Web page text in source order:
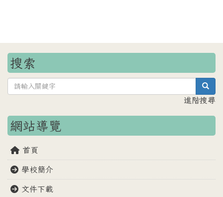
搜索
進階搜尋
網站導覽
首頁
學校簡介
文件下載